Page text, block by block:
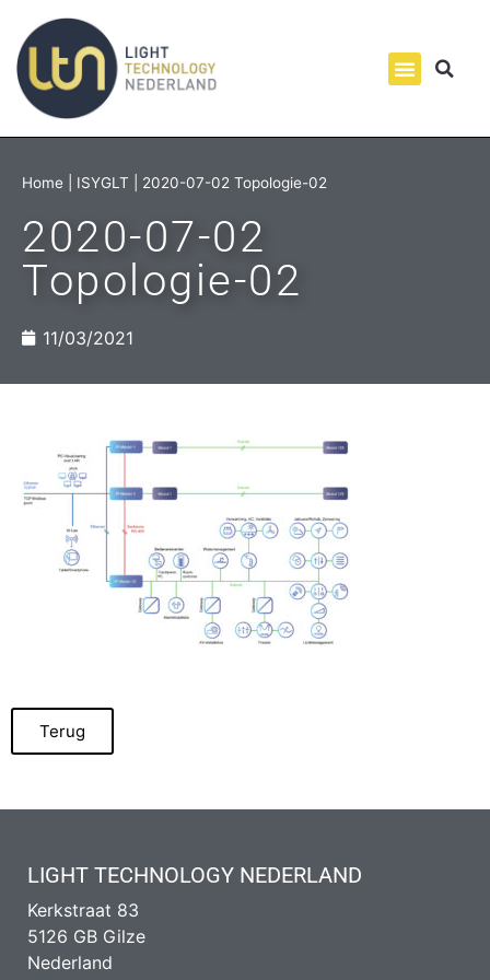
Home ISYGLT 2020-07-02 Topologie-02
2020-07-02
Topologie-02
11/03/2021
Terug
LIGHT TECHNOLOGY NEDERLAND
Kerkstraat 83
5126 GB Gilze
Nederland